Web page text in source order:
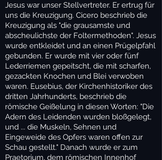
Jesus war unser Stellvertreter. Er ertrug für
uns die Kreuzigung. Cicero beschrieb die
Kreuzigung als "die grausamste und
abscheulichste der Foltermethoden". Jesus
wurde entkleidet und an einen Prügelpfahl
gebunden. Er wurde mit vier oder fünf
Lederriemen gepeitscht, die mit scharfen,
gezackten Knochen und Blei verwoben
waren. Eusebius, der Kirchenhistoriker des
dritten Jahrhunderts, beschrieb die
römische Geißelung in diesen Worten: "Die
Adern des Leidenden wurden bloßgelegt,
und ... die Muskeln, Sehnen und
Eingeweide des Opfers waren offen zur
Schau gestellt." Danach wurde er zum
Praetorium, dem römischen Innenhof